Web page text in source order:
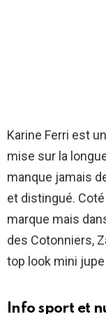
Karine Ferri est
mise sur la
manque jamais
et distingué.
marque mais
des Cotonniers,
top look mini
Info sport et